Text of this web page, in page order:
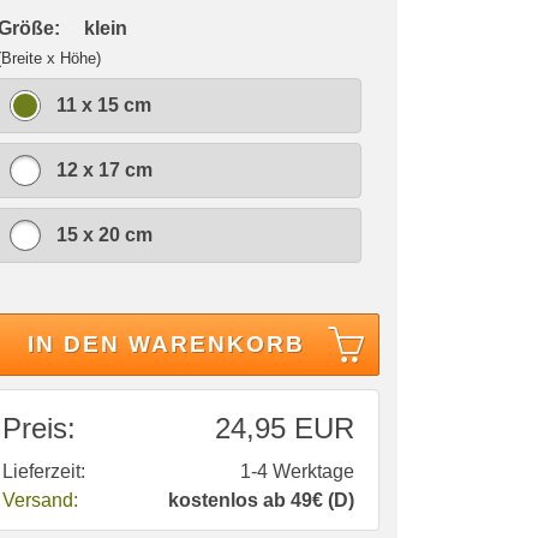
klein
x Höhe)
11 x 15 cm
12 x 17 cm
15 x 20 cm
IN DEN WARENKORB
Preis: 24,95 EUR
Lieferzeit:
1-4 Werktage
Versand:
kostenlos ab 49€ (D)